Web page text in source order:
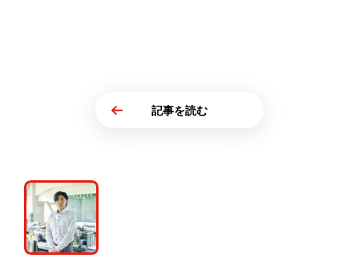
記事を読む